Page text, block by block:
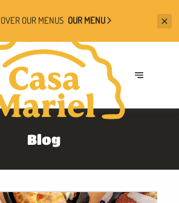
OUR MENUS OUR MENU
Blog